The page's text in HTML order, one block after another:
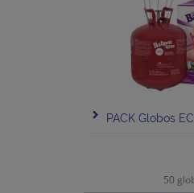
PACK Globos
50